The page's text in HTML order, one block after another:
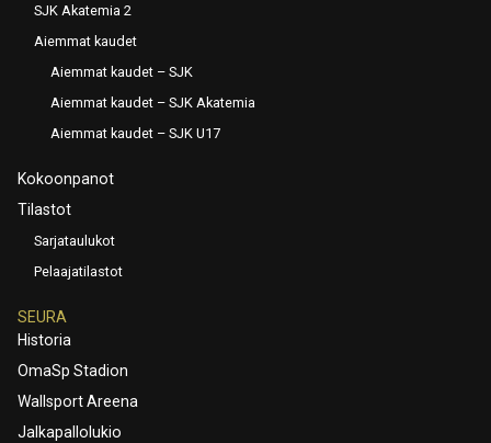
SJK Akatemia 2
Aiemmat kaudet
Aiemmat kaudet – SJK
Aiemmat kaudet – SJK Akatemia
Aiemmat kaudet – SJK U17
Kokoonpanot
Tilastot
Sarjataulukot
Pelaajatilastot
SEURA
Historia
OmaSp Stadion
Wallsport Areena
Jalkapallolukio